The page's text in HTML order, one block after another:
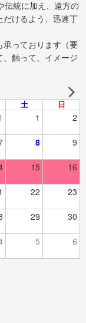
伝統に加え、遠方の
だけるよう、迅速丁
承っております（要
触って、イメージ
土 日
1 2
8 9
15 16
22 23
29 30
5 6